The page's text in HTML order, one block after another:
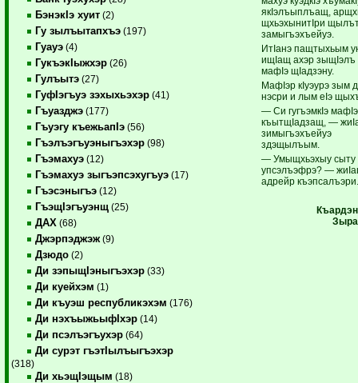
БэнэкIэ хуит (2)
Гу зылъытапхъэ (197)
Гуауэ (4)
ГукъэкIыжхэр (26)
Гулъытэ (27)
ГуфIэгъуэ зэхыхьэхэр (41)
Гъуазджэ (177)
Гъуэгу къежьапIэ (56)
Гъэлъэгъуэныгъэхэр (98)
Гъэмахуэ (12)
Гъэмахуэ зыгъэпсэхугъуэ (17)
Гъэсэныгъэ (12)
ГъэщIэгъуэнщ (25)
ДАХ (68)
Джэрпэджэж (9)
Дзюдо (2)
Ди зэпыщIэныгъэхэр (33)
Ди куейхэм (1)
Ди къуэш республикэхэм (176)
Ди нэхъыжьыфIхэр (14)
Ди псэлъэгъухэр (64)
Ди сурэт гъэтIылъыгъэхэр
(318)
Ди хьэщIэщым (18)
якIэлъыплъащ,
щхьэхынитIри
замыгъэхъейуэ.
ИтIанэ пащтыхьым
ищIащ ахэр зыщIэлъ
мафIэ щIадзэну.
МафIэр кIуэурэ зым
нэсри и лым еIэ
— Си гугъэмкIэ мафIэ
къытщIадзащ, —
зимыгъэхъейуэ
здэщылъым.
— Умыщхьэхыу сыту
упсэлъэфрэ? —
адрейр